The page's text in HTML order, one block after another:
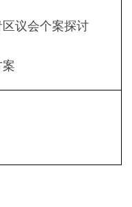
议会个案探讨